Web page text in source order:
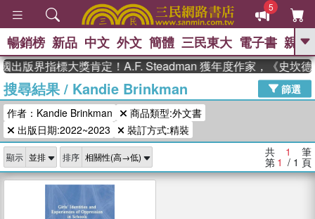
5
GO
熱搜： 東野圭吾 高希均教授回憶錄
、 The Odyssey 、 父親節 、 如果歷
史是一群喵 、
獎 臺灣漫遊錄
登輝時代 、 數學女孩：黎曼猜想 、
偉大的迷走神經
暢銷榜 新品 中文 外文 簡體 三民東大 電子書 親子
出版界指標大獎肯定！A.F. Steadman 獲年度作家，《史坎
搜尋結果/ Kandie Brinkman
篩選
作者：Kandie Brinkman
商品類型:外文書
出版日期:2022~2023
裝訂方式:精裝
顯示 排序 共 1 筆
第 1 / 1 頁